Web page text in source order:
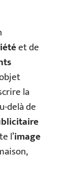
et de
la
delà de
l’image